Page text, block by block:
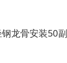
龙骨安装50